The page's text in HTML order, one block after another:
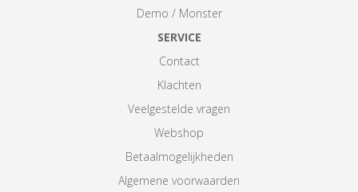
Demo / Monster
SERVICE
Contact
Klachten
Veelgestelde vragen
Webshop
Betaalmogelijkheden
Algemene voorwaarden